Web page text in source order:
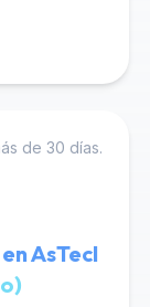
de 30 días.
AsTecI